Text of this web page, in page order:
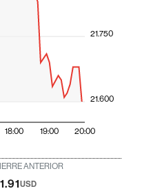
18:00 19:00 20:00
21.600
21.750
ANTERIOR
USD